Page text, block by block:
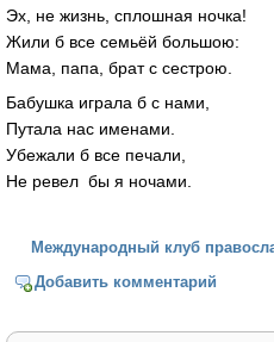
Эх, не жизнь, сплошная ночка!
Жили б все семьёй большою:
Мама, папа, брат с сестрою.
Бабушка играла б с нами,
Путала нас именами.
Убежали б все печали,
Не ревел бы я ночами.
Международный клуб
Добавить комментарий